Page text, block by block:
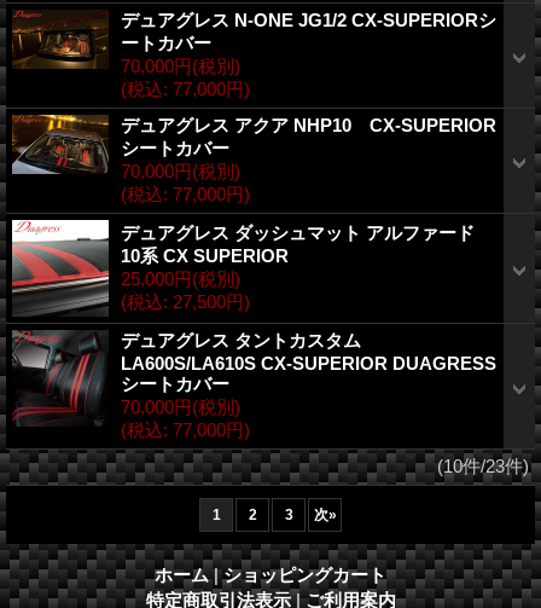
デュアグレス N-ONE JG1/2 CX-SUPERIORシ
ートカバー
70,000円(税別)
(税込: 77,000円)
デュアグレス アクア NHP10 CX-SUPERIOR
シートカバー
70,000円(税別)
(税込: 77,000円)
デュアグレス ダッシュマット アルファード
10系 CX SUPERIOR
25,000円(税別)
(税込: 27,500円)
デュアグレス タントカスタム
LA600S/LA610S CX-SUPERIOR DUAGRESS
シートカバー
70,000円(税別)
(税込: 77,000円)
(10件/23件)
1 2 3 次»
ホーム | ショッピングカート
特定商取引法表示 | ご利用案内